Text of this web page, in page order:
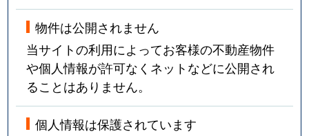
物件は公開されません
当サイトの利用によってお客様の不動産物件
や個人情報が許可なくネットなどに公開され
ることはありません。
個人情報は保護されています